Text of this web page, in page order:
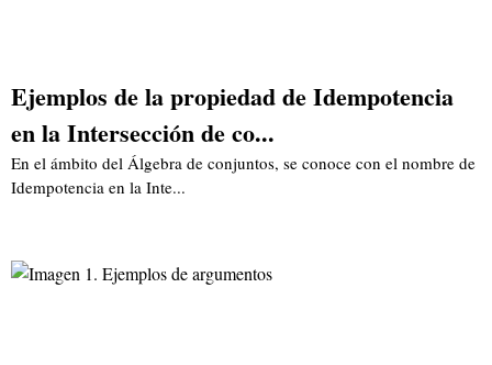
Ejemplos de la propiedad de Idempotencia
en la Intersección de co...
En el ámbito del Álgebra de conjuntos, se conoce con el nombre de
Idempotencia en la Inte...